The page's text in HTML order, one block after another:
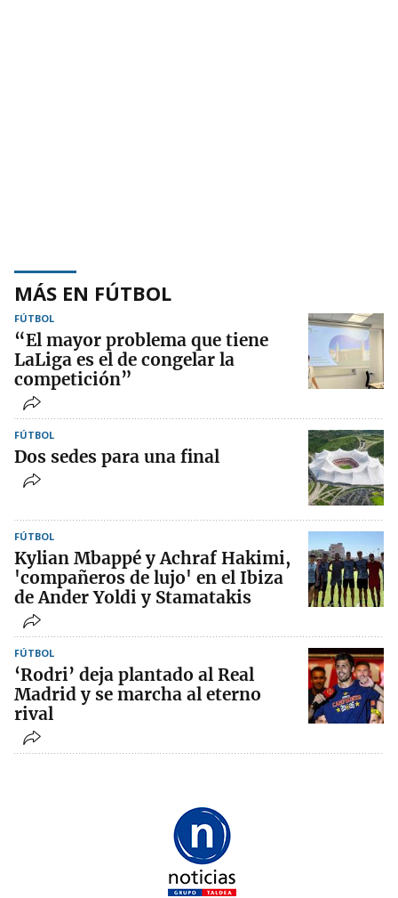
MÁS EN FÚTBOL
FÚTBOL
“El mayor problema que tiene
LaLiga es el de congelar la
competición”
FÚTBOL
Dos sedes para una final
FÚTBOL
Kylian Mbappé y Achraf Hakimi,
'compañeros de lujo' en el Ibiza
de Ander Yoldi y Stamatakis
FÚTBOL
‘Rodri’ deja plantado al Real
Madrid y se marcha al eterno
rival